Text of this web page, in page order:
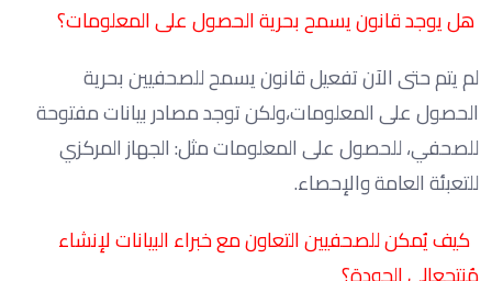
هل يوجد قانون يسمح بحرية الحصول على المعلومات؟
لم يتم حتى الآن تفعيل قانون يسمح للصحفيين بحرية
الحصول على المعلومات،ولكن توجد مصادر بيانات مفتوحة
للصحفي، للحصول على المعلومات مثل: الجهاز المركزي
للتعبئة العامة والإحصاء.
كيف يُمكن للصحفيين التعاون مع خبراء البيانات لإنشاء